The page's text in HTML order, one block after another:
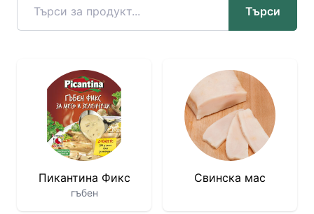
Търси
Пикантина Фикс
гъбен
Свинска мас